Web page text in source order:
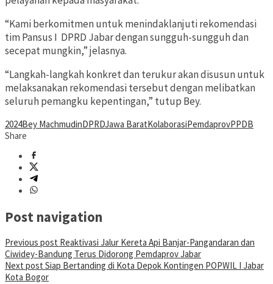
“Kami berkomitmen untuk menindaklanjuti rekomendasi
tim Pansus I DPRD Jabar dengan sungguh-sungguh dan
secepat mungkin,” jelasnya.
“Langkah-langkah konkret dan terukur akan disusun untuk
melaksanakan rekomendasi tersebut dengan melibatkan
seluruh pemangku kepentingan,” tutup Bey.
2024Bey MachmudinDPRDJawa BaratKolaborasiPemdaprovPPDB
Share
Post navigation
Previous post Reaktivasi Jalur Kereta Api Banjar-Pangandaran dan
Ciwidey-Bandung Terus Didorong Pemdaprov Jabar
Next post Siap Bertanding di Kota Depok Kontingen POPWIL I Jabar
Kota Bogor